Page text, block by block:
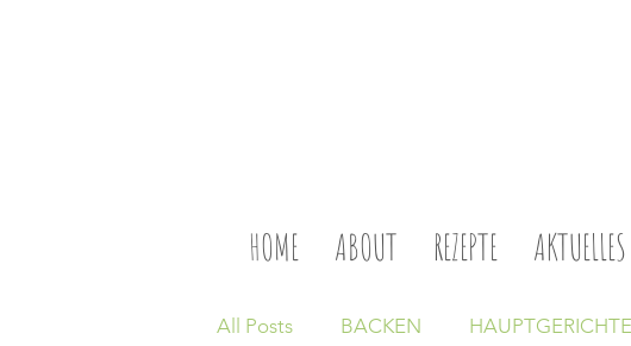
HOME ABOUT REZEPTE AKTUELLES
All Posts BACKEN HAUPTGERICHTE